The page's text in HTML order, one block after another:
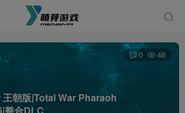
王朝版|Total War Pharaoh
整合DLC
0 46